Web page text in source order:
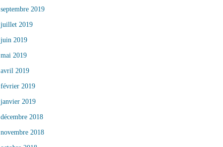
septembre 2019
juillet 2019
juin 2019
mai 2019
avril 2019
février 2019
janvier 2019
décembre 2018
novembre 2018